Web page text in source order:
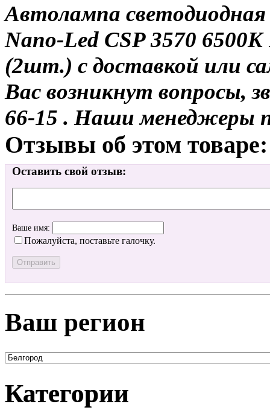
Автолампа
Nano-Led CSP 3570
(2шт.) с доставкой или
Вас возникнут вопросы,
66-15 . Наши менеджеры
Отзывы об этом товаре:
Оставить свой отзыв:
Ваше имя:
Пожалуйста, поставьте галочку.
Ваш регион
Категории